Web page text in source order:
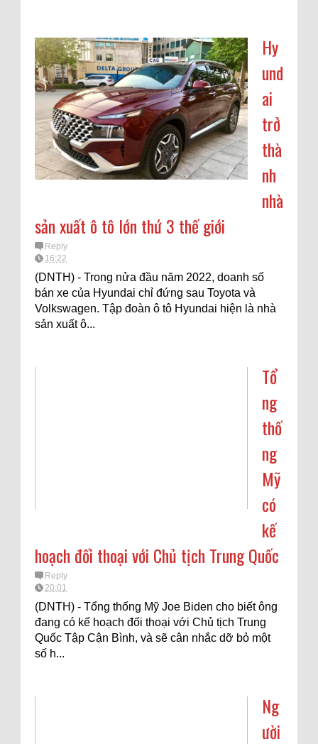
Hy
und
ai
trở
thà
nh
nhà
sản xuất ô tô lớn thứ 3 thế giới
Reply
16:22
(DNTH) - Trong nửa đầu năm 2022, doanh số
bán xe của Hyundai chỉ đứng sau Toyota và
Volkswagen. Tập đoàn ô tô Hyundai hiện là nhà
sản xuất ô...
Tổ
ng
thố
ng
Mỹ
có
kế
hoạch đối thoại với Chủ tịch Trung Quốc
Reply
20:01
(DNTH) - Tổng thống Mỹ Joe Biden cho biết ông
đang có kế hoạch đối thoại với Chủ tịch Trung
Quốc Tập Cận Bình, và sẽ cân nhắc dỡ bỏ một
số h...
Ng
ười